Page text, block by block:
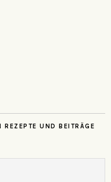
UND BEITRÄGE